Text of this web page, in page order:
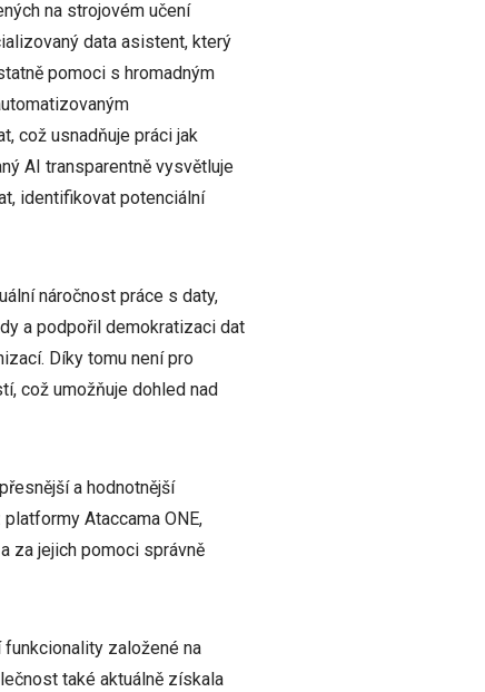
na strojovém učení
data asistent, který
pomoci s hromadným
což usnadňuje práci jak
AI transparentně vysvětluje
identifikovat potenciální
náročnost práce s daty,
a podpořil demokratizaci dat
Díky tomu není pro
což umožňuje dohled nad
a hodnotnější
Ataccama ONE,
za jejich pomoci správně
založené na
také aktuálně získala